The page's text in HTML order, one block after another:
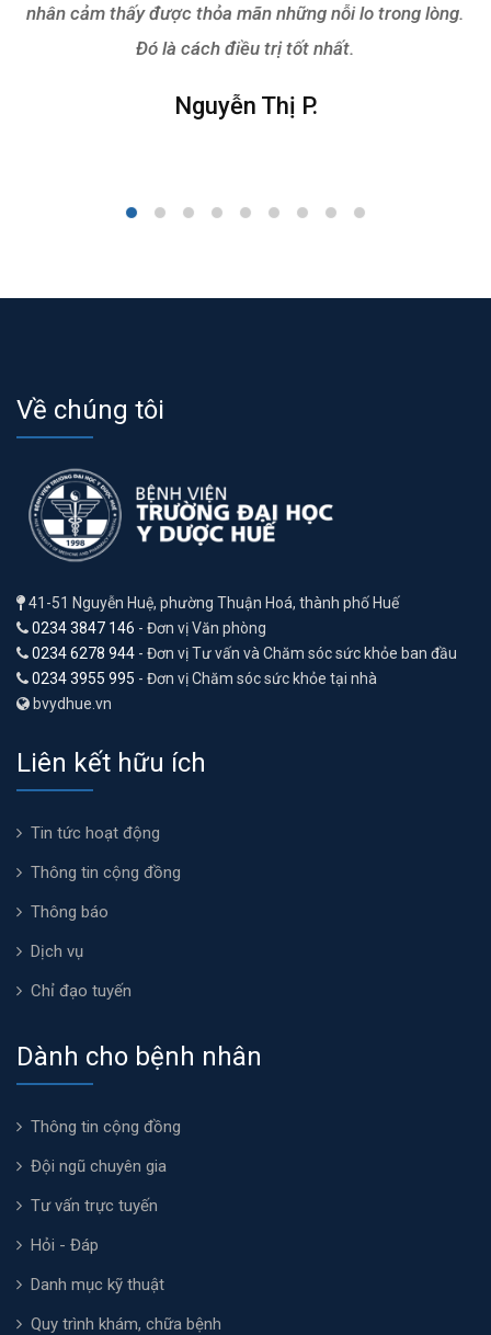
nhân cảm thấy được thỏa mãn những nỗi lo trong lòng.
Đó là cách điều trị tốt nhất.
Nguyễn Thị P.
Về chúng tôi
41-51 Nguyễn Huệ, phường Thuận Hoá, thành phố Huế
0234 3847 146 - Đơn vị Văn phòng
0234 6278 944 - Đơn vị Tư vấn và Chăm sóc sức khỏe ban đầu
0234 3955 995 - Đơn vị Chăm sóc sức khỏe tại nhà
bvydhue.vn
Liên kết hữu ích
Tin tức hoạt động
Thông tin cộng đồng
Thông báo
Dịch vụ
Chỉ đạo tuyến
Dành cho bệnh nhân
Thông tin cộng đồng
Đội ngũ chuyên gia
Tư vấn trực tuyến
Hỏi - Đáp
Danh mục kỹ thuật
Quy trình khám, chữa bệnh